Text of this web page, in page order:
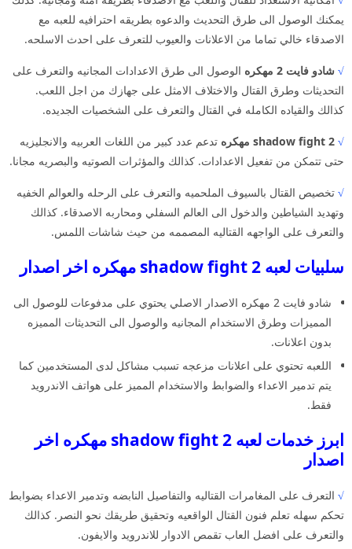
يمكنك الوصول الى طرق التحديث والدعوه بطريقه احترافيه للعبه مع
الاصدقاء خالي تماما من الاعلانات والعيوب للتعرف على احدث الاسلحه.
√ شادو فايت 2 مهكره
الوصول الى طرق الاعدادات المجانيه والتعرف على
التحديثات وطرق القتال والاختلاف الامثل على جهازك من اجل اللعب.
كذالك والقياده الكامله في القتال والتعرف على الشخصيات الجديده.
√ shadow fight 2 مهكره
تدعم عدد كبير من اللغات العربيه والانجليزيه
حتى تتمكن من تفعيل الاعدادات. كذالك والمؤثرات الصوتيه والبصريه مجانا.
√ تخصيص القتال بالسيوف الملحميه والتعرف على الرحله والعوالم الخفيه
وتهديد الشياطين والدخول الى العالم السفلي ومحاربه الاصدقاء. كذالك
والتعرف على الواجهه القتاليه المصممه من حيث شاشات اللمس.
سلبيات لعبه shadow fight 2 مهكره اخر اصدار
شادو فايت 2 مهكره الاصدار الاصلي يحتوي على مدفوعات للوصول الى
المميزات وطرق الاستخدام المجانيه والوصول الى التحديثات المميزه
بدون اعلانات.
اللعبه تحتوي على اعلانات مزعجه تسبب مشاكل لدى المستخدمين كما
يتم تدمير الاعداء والضوابط والاستخدام المميز على هواتف الاندرويد
فقط.
ابرز خدمات لعبه shadow fight 2 مهكره اخر
اصدار
√ التعرف على المغامرات القتاليه والتفاصيل النابضه وتدمير الاعداء بضوابط
تحكم سهله تعلم فنون القتال الواقعيه وتحقيق طريقك نحو النصر. كذالك
والتعرف على افضل العاب تقمص الادوار للاندرويد والايفون.